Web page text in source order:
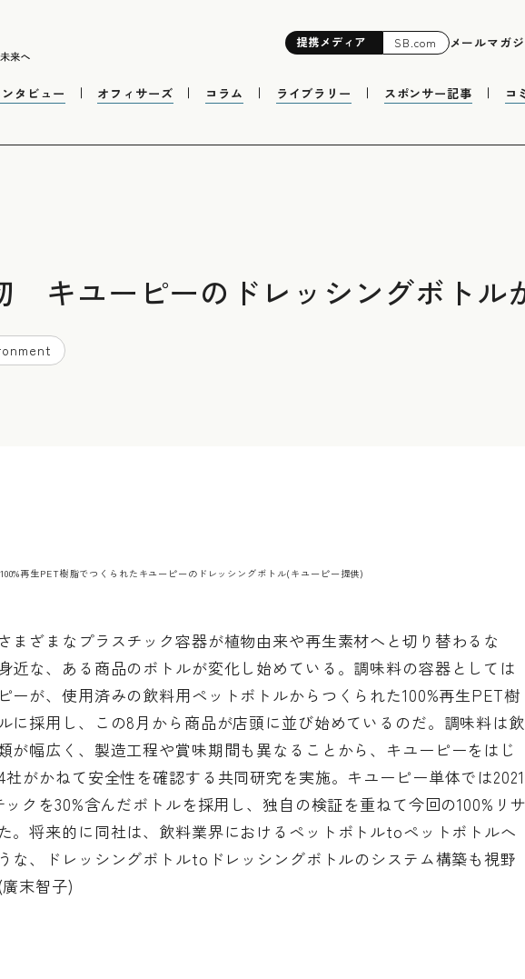
提携メディア SB.com メールマガ
タビュー オフィサーズ コラム ライブラリー スポンサー記事 コ
キユーピーのドレッシングボトル
100%再生PET樹脂でつくられたキユーピーのドレッシングボトル(キユーピー提供)
まざまなプラスチック容器が植物由来や再生素材へと切り替わるな
近な、ある商品のボトルが変化し始めている。調味料の容器としては
ーが、使用済みの飲料用ペットボトルからつくられた100%再生PET樹
に採用し、この8月から商品が店頭に並び始めているのだ。調味料は飲
が幅広く、製造工程や賞味期間も異なることから、キユーピーをはじ
がかねて安全性を確認する共同研究を実施。キユーピー単体では2021
クを30%含んだボトルを採用し、独自の検証を重ねて今回の100%リ
。将来的に同社は、飲料業界におけるペットボトルtoペットボトルへ
な、ドレッシングボトルtoドレッシングボトルのシステム構築も視野
末智子)